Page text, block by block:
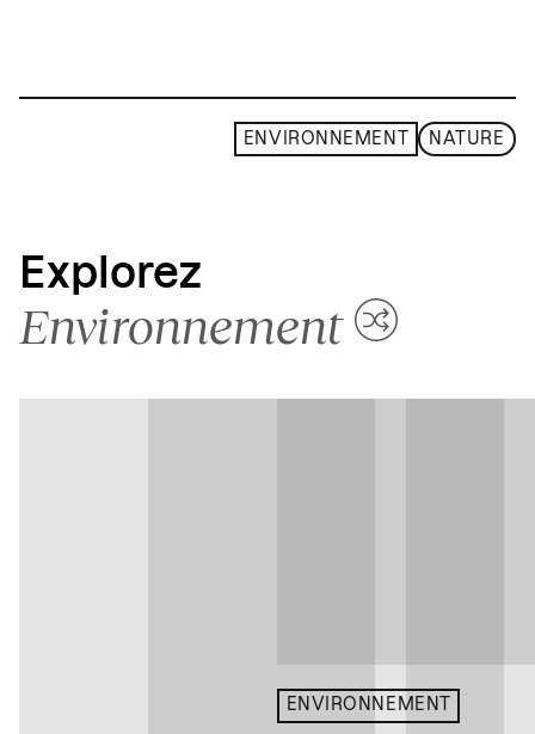
ENVIRONNEMENT NATURE
Explorez
Environnement
ENVIRONNEMENT